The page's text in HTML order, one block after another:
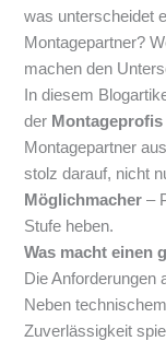
was unterscheidet
Montagepartner?
machen den
In diesem
der Montageprofis
Montagepartner
stolz darauf, nicht
Möglichmacher –
Stufe heben.
Was macht einen
Die Anforderungen
Neben
Zuverlässigkeit